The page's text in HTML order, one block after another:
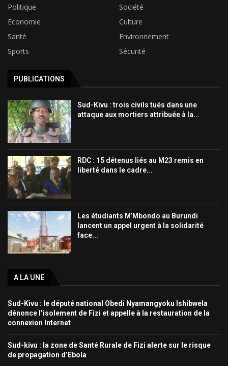
Politique
Société
Economie
Culture
Santé
Environnement
Sports
Sécurité
PUBLICATIONS
Sud-Kivu : trois civils tués dans une
attaque aux mortiers attribuée à la...
RDC : 15 détenus liés au M23 remis en
liberté dans le cadre...
Les étudiants M’Mbondo au Burundi
lancent un appel urgent à la solidarité
face...
A LA UNE
Sud-Kivu : le député national Obedi Nyamangyoku Ishibwela
dénonce l’isolement de Fizi et appelle à la restauration de la
connexion Internet
Sud-kivu : la zone de Santé Rurale de Fizi alerte sur le risque
de propagation d’Ebola